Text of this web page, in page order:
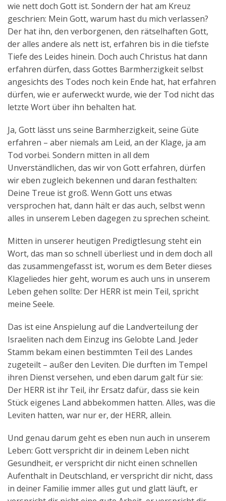
wie nett doch Gott ist. Sondern der hat am Kreuz
geschrien: Mein Gott, warum hast du mich verlassen?
Der hat ihn, den verborgenen, den rätselhaften Gott,
der alles andere als nett ist, erfahren bis in die tiefste
Tiefe des Leides hinein. Doch auch Christus hat dann
erfahren dürfen, dass Gottes Barmherzigkeit selbst
angesichts des Todes noch kein Ende hat, hat erfahren
dürfen, wie er auferweckt wurde, wie der Tod nicht das
letzte Wort über ihn behalten hat.
Ja, Gott lässt uns seine Barmherzigkeit, seine Güte
erfahren – aber niemals am Leid, an der Klage, ja am
Tod vorbei. Sondern mitten in all dem
Unverständlichen, das wir von Gott erfahren, dürfen
wir eben zugleich bekennen und daran festhalten:
Deine Treue ist groß. Wenn Gott uns etwas
versprochen hat, dann hält er das auch, selbst wenn
alles in unserem Leben dagegen zu sprechen scheint.
Mitten in unserer heutigen Predigtlesung steht ein
Wort, das man so schnell überliest und in dem doch all
das zusammengefasst ist, worum es dem Beter dieses
Klageliedes hier geht, worum es auch uns in unserem
Leben gehen sollte: Der HERR ist mein Teil, spricht
meine Seele.
Das ist eine Anspielung auf die Landverteilung der
Israeliten nach dem Einzug ins Gelobte Land. Jeder
Stamm bekam einen bestimmten Teil des Landes
zugeteilt – außer den Leviten. Die durften im Tempel
ihren Dienst versehen, und eben darum galt für sie:
Der HERR ist ihr Teil, ihr Ersatz dafür, dass sie kein
Stück eigenes Land abbekommen hatten. Alles, was die
Leviten hatten, war nur er, der HERR, allein.
Und genau darum geht es eben nun auch in unserem
Leben: Gott verspricht dir in deinem Leben nicht
Gesundheit, er verspricht dir nicht einen schnellen
Aufenthalt in Deutschland, er verspricht dir nicht, dass
in deiner Familie immer alles gut und glatt läuft, er